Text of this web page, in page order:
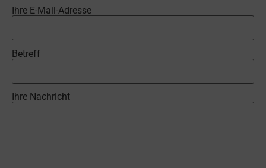
Ihre E-Mail-Adresse
Betreff
Ihre Nachricht